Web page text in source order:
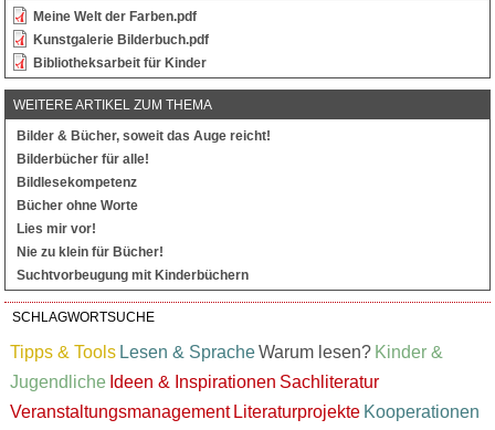
Meine Welt der Farben.pdf
Kunstgalerie Bilderbuch.pdf
Bibliotheksarbeit für Kinder
WEITERE ARTIKEL ZUM THEMA
Bilder & Bücher, soweit das Auge reicht!
Bilderbücher für alle!
Bildlesekompetenz
Bücher ohne Worte
Lies mir vor!
Nie zu klein für Bücher!
Suchtvorbeugung mit Kinderbüchern
SCHLAGWORTSUCHE
Tipps & Tools Lesen & Sprache Warum lesen? Kinder &
Jugendliche Ideen & Inspirationen Sachliteratur
Veranstaltungsmanagement Literaturprojekte Kooperationen